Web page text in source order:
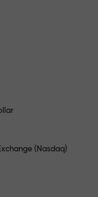
1,000 গুণ বোনাস
বোনাস
(Nasdaq)